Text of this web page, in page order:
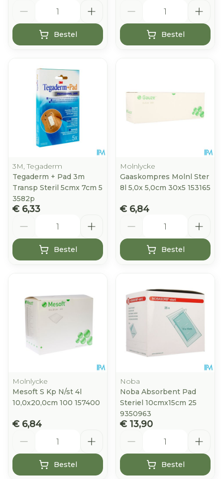
Bestel Bestel
3M, Tegaderm
Tegaderm + Pad 3m
Transp Steril 5cmx 7cm 5
3582p
€ 6,33
Bestel
Molnlycke
Gaaskompres Molnl Ster
8l 5,0x 5,0cm 30x5 153165
€ 6,84
Bestel
Molnlycke
Mesoft S Kp N/st 4l
10,0x20,0cm 100 157400
€ 6,84
Bestel
Noba
Noba Absorbent Pad
Steriel 10cmx15cm 25
9350963
€ 13,90
Bestel